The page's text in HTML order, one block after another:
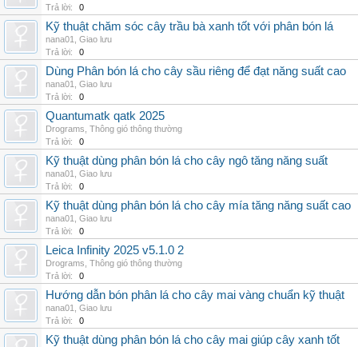
Trả lời:
0
Kỹ thuật chăm sóc cây trầu bà xanh tốt với phân bón lá
nana01
Giao lưu
Trả lời:
0
Dùng Phân bón lá cho cây sầu riêng để đạt năng suất cao
nana01
Giao lưu
Trả lời:
0
Quantumatk qatk 2025
Drograms Thông gió thông thường
Trả lời:
0
Kỹ thuật dùng phân bón lá cho cây ngô tăng năng suất
nana01
Giao lưu
Trả lời:
0
Kỹ thuật dùng phân bón lá cho cây mía tăng năng suất cao
nana01
Giao lưu
Trả lời:
0
Leica Infinity 2025 v5.1.0 2
Drograms Thông gió thông thường
Trả lời:
0
Hướng dẫn bón phân lá cho cây mai vàng chuẩn kỹ thuật
nana01
Giao lưu
Trả lời:
0
Kỹ thuật dùng phân bón lá cho cây mai giúp cây xanh tốt